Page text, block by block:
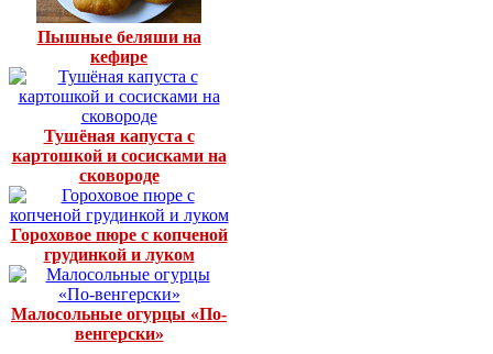
Пышные беляши на
кефире
Тушёная капуста с
картошкой и сосисками на
сковороде
Гороховое пюре с копченой
грудинкой и луком
Малосольные огурцы «По-
венгерски»